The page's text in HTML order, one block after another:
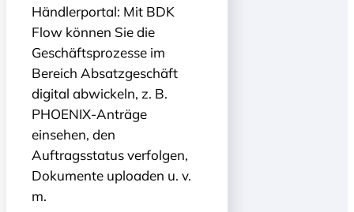
Händlerportal: Mit BDK
Flow können Sie die
Geschäfts­prozesse im
Bereich Absatz­geschäft
digital abwickeln, z. B.
PHOENIX-Anträge
einsehen, den
Auftragsstatus verfolgen,
Dokumente uploaden u. v.
m.